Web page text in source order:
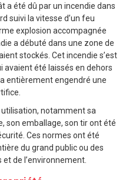
a été dû par un incendie dans
suivi la vitesse d’un feu
explosion accompagnée
a débuté dans une zone de
stockés. Cet incendie s’est
avaient été laissés en dehors
entièrement engendré une
notamment sa
son emballage, son tir ont été
Ces normes ont été
du grand public ou des
de l’environnement.